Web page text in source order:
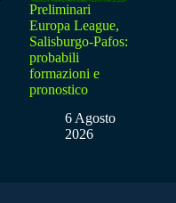
Preliminari
Europa League,
Salisburgo-Pafos:
probabili
formazioni e
pronostico
6 Agosto
2026